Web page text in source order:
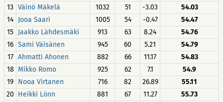
13 Väinö Mäkelä 1032 51 -3.03
54.03
14 Jooa Saari 1005 54 -0.47
54.47
15 Jaakko Lähdesmäki 913 63 8.24
54.76
16 Sami Väisänen 945 60 5.21
54.79
17 Ahmatti Ahonen 882 66 11.17
54.83
18 Mikko Romo 925 62 7.1
54.9
19 Nooa Virtanen 716 82 26.89
55.11
20 Heikki Lönn 881 67 11.27
55.73